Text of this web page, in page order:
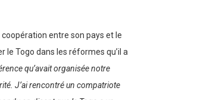
entre son pays et le
le Togo dans les réformes qu’il a
qu’avait organisée notre
J’ai rencontré un compatriote